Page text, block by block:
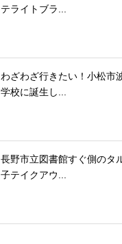
テライトブラ...
わざわざ行きたい！小松市
学校に誕生し...
長野市立図書館すぐ側のタ
子テイクアウ...